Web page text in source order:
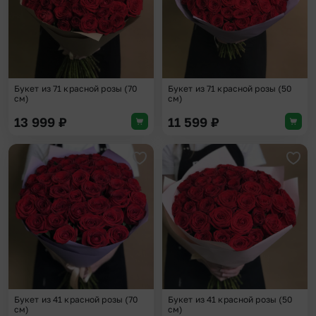
Букет из 71 красной розы (70
см)
13 999 ₽
Букет из 71 красной розы (50
см)
11 599 ₽
Добавить в избранное
Букет из 41 красной розы (70
см)
Букет из 41 красной розы (50
см)